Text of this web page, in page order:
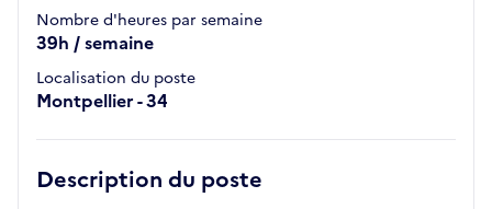
Nombre d'heures par semaine
39h / semaine
Localisation du poste
Montpellier - 34
Description du poste